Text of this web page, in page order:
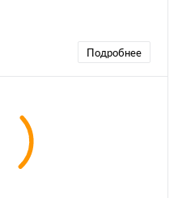
Подробнее